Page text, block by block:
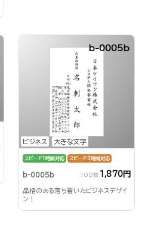
ビジネス 大きな文字
b-0005b
スピード1時間対応 スピード3時間対応
b-0005b 100枚 1,870円
品格のある落ち着いたビジネスデザイ
ン！